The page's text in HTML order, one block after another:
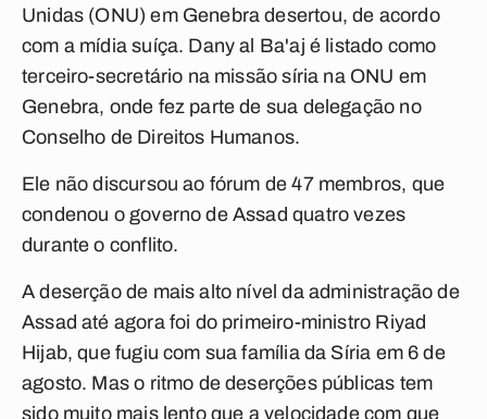
Unidas (ONU) em Genebra desertou, de acordo
com a mídia suíça. Dany al Ba'aj é listado como
terceiro-secretário na missão síria na ONU em
Genebra, onde fez parte de sua delegação no
Conselho de Direitos Humanos.
Ele não discursou ao fórum de 47 membros, que
condenou o governo de Assad quatro vezes
durante o conflito.
A deserção de mais alto nível da administração de
Assad até agora foi do primeiro-ministro Riyad
Hijab, que fugiu com sua família da Síria em 6 de
agosto. Mas o ritmo de deserções públicas tem
sido muito mais lento que a velocidade com que